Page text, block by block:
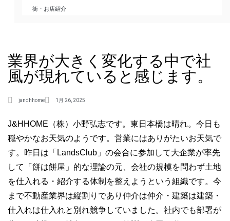
業界が大きく変化する中で社
風が現れていると感じます。
jandhhome 1月 26, 2025
J&HHOME（株）小野弘志です。東日本橋は晴れ。今日も
穏やかなお天気のようです。営業にはありがたいお天気で
す。昨日は「LandsClub」の会合に参加して大企業が率先
して「餅は餅屋」的な理論の元、会社の規模を問わず土地
を仕入れる・紹介する体制を整えようという組織です。今
まで不動産業界は縦割りであり仲介は仲介・建築は建築・
仕入れは仕入れと別れ競争していました。社内でも部署が
街・お店紹介